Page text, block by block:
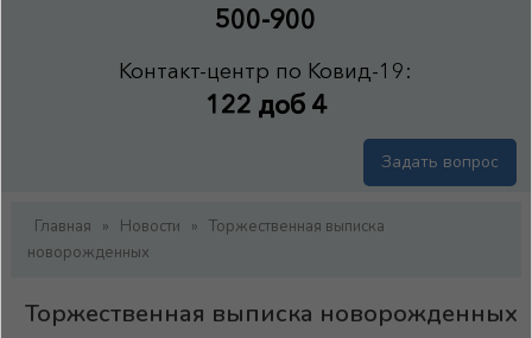
500-900
Контакт-центр по Ковид-19:
122 доб 4
Задать вопрос
Главная » Новости » Торжественная выписка
новорожденных
Торжественная выписка новорожденных